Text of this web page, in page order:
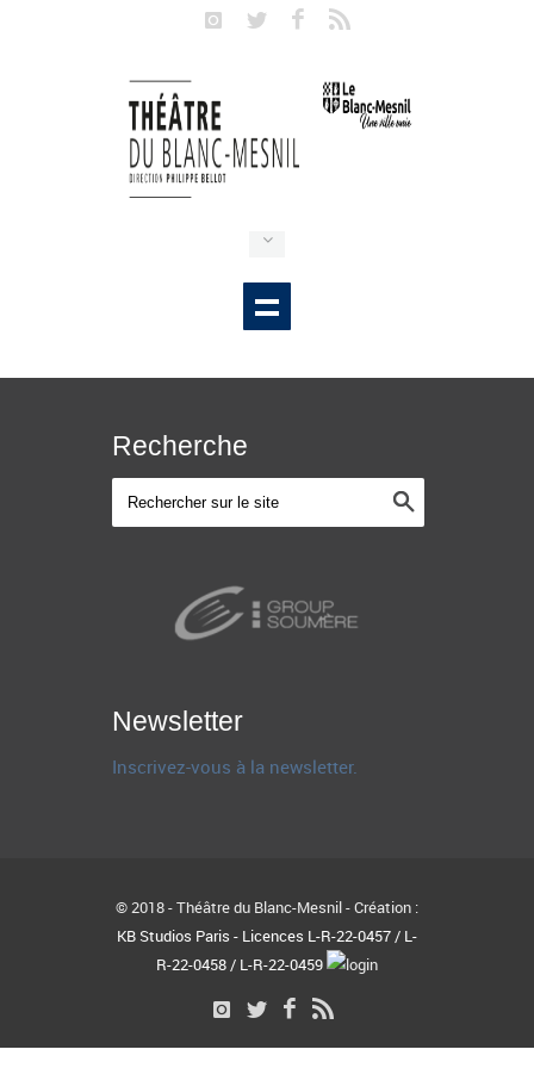
Recherche
Newsletter
Inscrivez-vous à la newsletter.
© 2018 - Théâtre du Blanc-Mesnil - Création :
KB Studios Paris - Licences L-R-22-0457 / L-
R-22-0458 / L-R-22-0459